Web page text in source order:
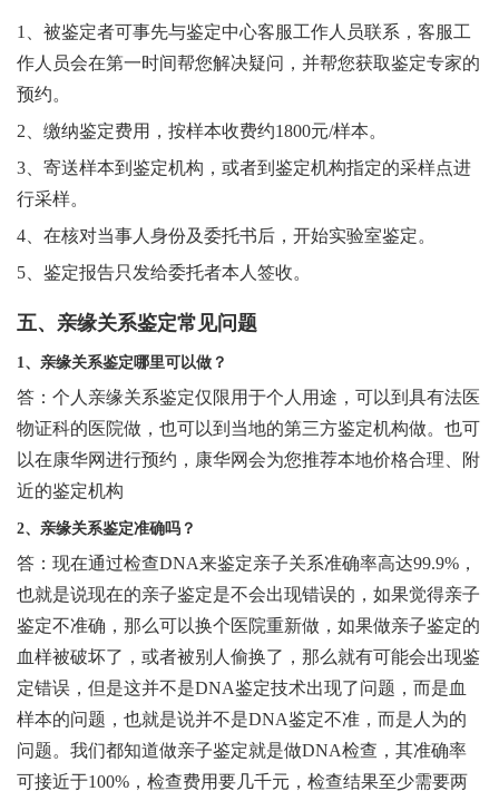
1、被鉴定者可事先与鉴定中心客服工作人员联系，客服工
作人员会在第一时间帮您解决疑问，并帮您获取鉴定专家的
预约。
2、缴纳鉴定费用，按样本收费约1800元/样本。
3、寄送样本到鉴定机构，或者到鉴定机构指定的采样点进
行采样。
4、 在核对当事人身份及委托书后，开始实验室鉴定。
5、 鉴定报告只发给委托者本人签收。
五、亲缘关系鉴定常见问题
1、亲缘关系鉴定哪里可以做？
答：个人亲缘关系鉴定仅限用于个人用途，可以到具有法医
物证科的医院做，也可以到当地的第三方鉴定机构做。也可
以在康华网进行预约，康华网会为您推荐本地价格合理、附
近的鉴定机构
2、亲缘关系鉴定准确吗？
答：现在通过检查DNA来鉴定亲子关系准确率高达99.9%，
也就是说现在的亲子鉴定是不会出现错误的，如果觉得亲子
鉴定不准确，那么可以换个医院重新做，如果做亲子鉴定的
血样被破坏了，或者被别人偷换了，那么就有可能会出现鉴
定错误，但是这并不是DNA鉴定技术出现了问题，而是血
样本的问题，也就是说并不是DNA鉴定不准，而是人为的
问题。我们都知道做亲子鉴定就是做DNA检查，其准确率
可接近于100%，检查费用要几千元，检查结果至少需要两